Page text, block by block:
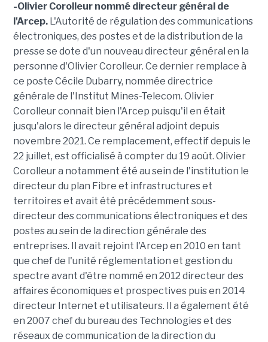
-Olivier Corolleur nommé directeur général de
l'Arcep.L'Autorité de régulation des communications
électroniques, des postes et de la distribution de la
presse se dote d'un nouveau directeur général en la
personne d'Olivier Corolleur. Ce dernier remplace à
ce poste Cécile Dubarry, nommée directrice
générale de l'Institut Mines-Telecom. Olivier
Corolleur connait bien l'Arcep puisqu'il en était
jusqu'alors le directeur général adjoint depuis
novembre 2021. Ce remplacement, effectif depuis le
22 juillet, est officialisé à compter du 19 août. Olivier
Corolleur a notamment été au sein de l'institution le
directeur du plan Fibre et infrastructures et
territoires et avait été précédemment sous-
directeur des communications électroniques et des
postes au sein de la direction générale des
entreprises. Il avait rejoint l'Arcep en 2010 en tant
que chef de l'unité réglementation et gestion du
spectre avant d'être nommé en 2012 directeur des
affaires économiques et prospectives puis en 2014
directeur Internet et utilisateurs. Il a également été
en 2007 chef du bureau des Technologies et des
réseaux de communication de la direction du